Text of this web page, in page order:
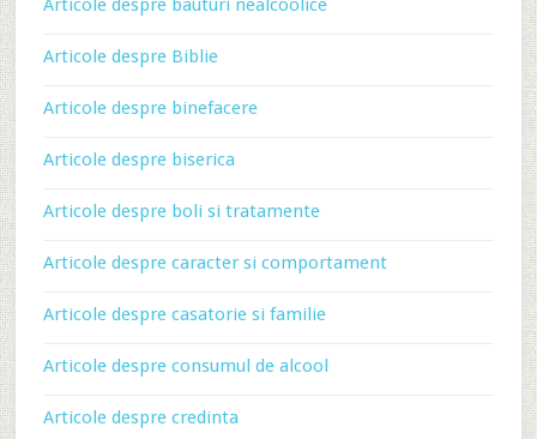
Articole despre bauturi nealcoolice
Articole despre Biblie
Articole despre binefacere
Articole despre biserica
Articole despre boli si tratamente
Articole despre caracter si comportament
Articole despre casatorie si familie
Articole despre consumul de alcool
Articole despre credinta